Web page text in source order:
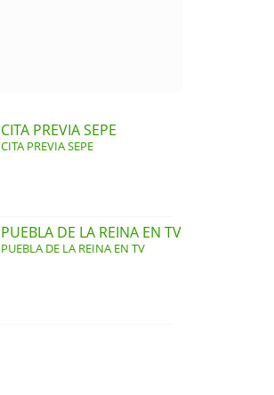
CITA PREVIA SEPE
CITA PREVIA SEPE
PUEBLA DE LA REINA EN TV
PUEBLA DE LA REINA EN TV